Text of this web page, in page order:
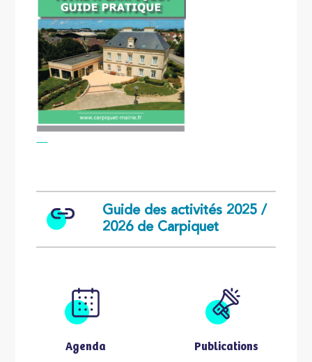
Agenda Publications
Guide des activités 2025 /
2026 de Carpiquet